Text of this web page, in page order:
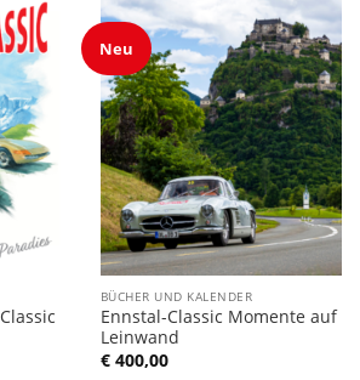
Neu
BÜCHER UND KALENDER
Ennstal-Classic Momente auf
Leinwand
€400,00